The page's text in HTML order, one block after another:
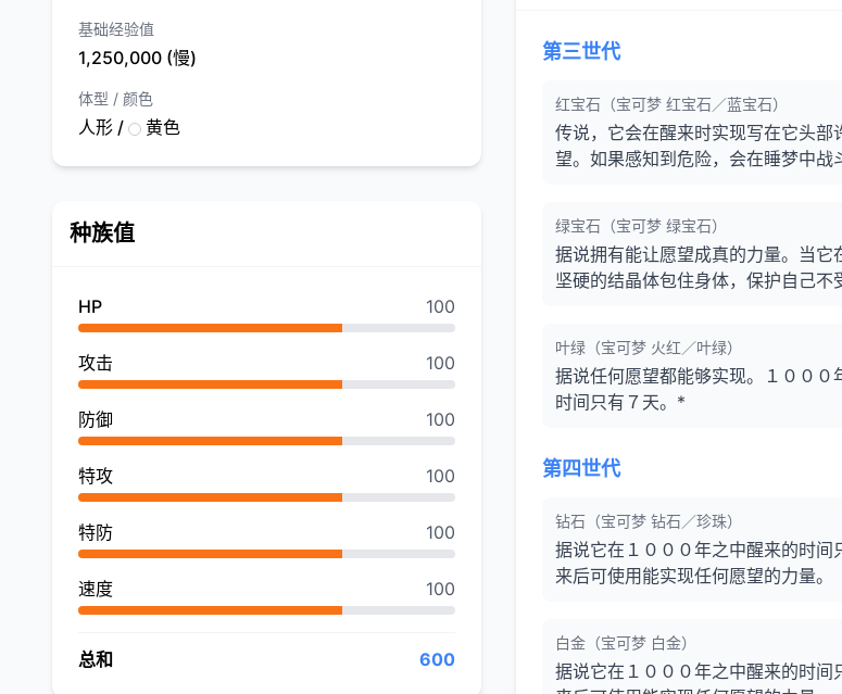
基础经验值
1,250,000 (慢)
体型 / 颜色
人形 / 黄色
种族值
HP 100
攻击 100
防御 100
特攻 100
特防 100
速度 100
总和 600
第三世代
红宝石（宝可梦 红宝石／蓝宝石）
传说，它会在醒来时实现写在它头部
望。如果感知到危险，会在睡梦中战
绿宝石（宝可梦 绿宝石）
据说拥有能让愿望成真的力量。当它
坚硬的结晶体包住身体，保护自己不
叶绿（宝可梦 火红／叶绿）
据说任何愿望都能够实现。１０００
时间只有７天。*
第四世代
钻石（宝可梦 钻石／珍珠）
据说它在１０００年之中醒来的时间
来后可使用能实现任何愿望的力量。
白金（宝可梦 白金）
据说它在１０００年之中醒来的时间